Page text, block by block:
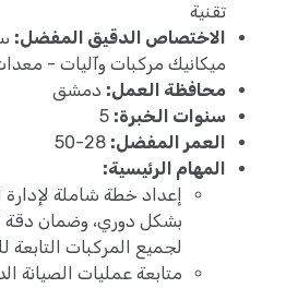
تقنية
الاختصاص الدقيق المفضل:
ميكانيك مركبات وآليات -
محافظة العمل: دمشق
سنوات الخبرة:
العمر المفضل:
المهام الرئيسية:
إعداد خطة شاملة لإدارة
بشكل دوري، وضمان دقة
لجميع المركبات التابعة
متابعة عمليات الصيانة